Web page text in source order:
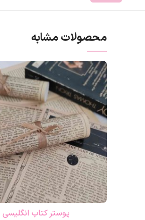
محصولات مشابه
پوستر کتاب انگلیسی